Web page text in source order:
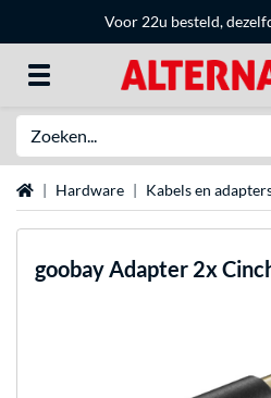
Voor 22u besteld,
Home Hardware Kabels en
goobayAdapter 2x